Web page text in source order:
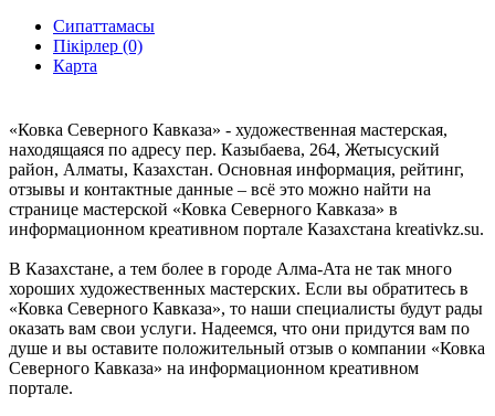
Сипаттамасы
Пікірлер (0)
Карта
«Ковка Северного Кавказа» - художественная мастерская,
находящаяся по адресу пер. Казыбаева, 264, Жетысуский
район, Алматы, Казахстан. Основная информация, рейтинг,
отзывы и контактные данные – всё это можно найти на
странице мастерской «Ковка Северного Кавказа» в
информационном креативном портале Казахстана kreativkz.su.
В Казахстане, а тем более в городе Алма-Ата не так много
хороших художественных мастерских. Если вы обратитесь в
«Ковка Северного Кавказа», то наши специалисты будут рады
оказать вам свои услуги. Надеемся, что они придутся вам по
душе и вы оставите положительный отзыв о компании «Ковка
Северного Кавказа» на информационном креативном
портале.